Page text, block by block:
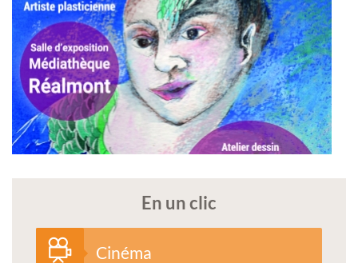
En un clic
Cinéma